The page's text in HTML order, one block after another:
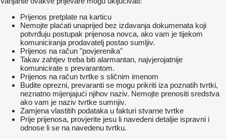
Prijenos pretplate na karticu
Nemojte plaćati unaprijed bez izdavanja dokumenata koji
potvrđuju postupak prijenosa novca, ako vam je tijekom
komuniciranja prodavatelj postao sumljiv.
Prijenos na račun "povjerenika"
Takav zahtjev treba biti alarmantan, najvjerojatnije
komunicirate s prevarantom.
Prijenos na račun tvrtke s sličnim imenom
Budite oprezni, prevaranti se mogu prikriti iza poznatih tvrtki,
neznatno mijenjajući njihov naziv. Nemojte prenositi sredstva
ako vam je naziv tvrtke sumnjiv.
Zamjena vlastitih podataka u fakturi stvarne tvrtke
Prije prijenosa, provjerite jesu li navedeni detaljie ispravni i
odnose li se na navedenu tvrtku.